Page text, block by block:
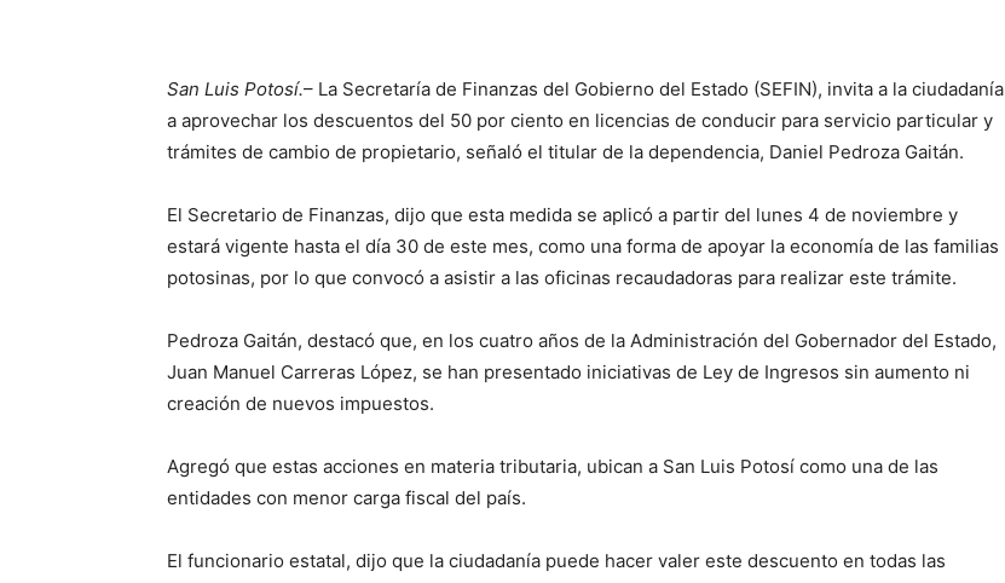
San Luis Potosí.– La Secretaría de Finanzas del Gobierno del Estado (SEFIN), invita a la ciudadanía
a aprovechar los descuentos del 50 por ciento en licencias de conducir para servicio particular y
trámites de cambio de propietario, señaló el titular de la dependencia, Daniel Pedroza Gaitán.
El Secretario de Finanzas, dijo que esta medida se aplicó a partir del lunes 4 de noviembre y
estará vigente hasta el día 30 de este mes, como una forma de apoyar la economía de las familias
potosinas, por lo que convocó a asistir a las oficinas recaudadoras para realizar este trámite.
Pedroza Gaitán, destacó que, en los cuatro años de la Administración del Gobernador del Estado,
Juan Manuel Carreras López, se han presentado iniciativas de Ley de Ingresos sin aumento ni
creación de nuevos impuestos.
Agregó que estas acciones en materia tributaria, ubican a San Luis Potosí como una de las
entidades con menor carga fiscal del país.
El funcionario estatal, dijo que la ciudadanía puede hacer valer este descuento en todas las